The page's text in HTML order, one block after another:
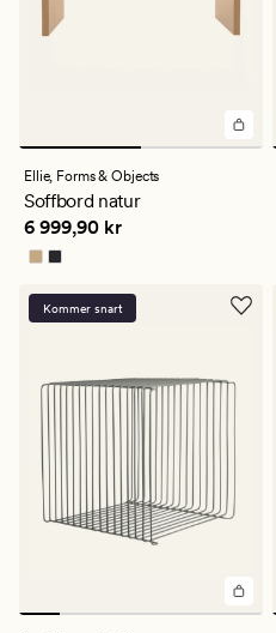
Ellie, Forms & Objects
Soffbord natur
Pris 6 999,90 kr
6 999,90 kr
Kommer snart